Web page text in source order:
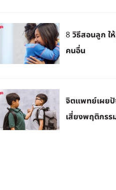
8 วิธีสอนลูก ใ
คนอื่น
จิตแพทย์เผย
เสี่ยงพฤติกรร